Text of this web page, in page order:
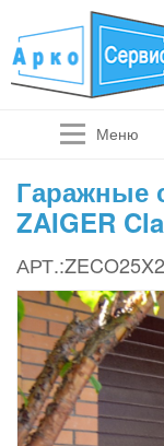
Меню
Гаражные
ZAIGER